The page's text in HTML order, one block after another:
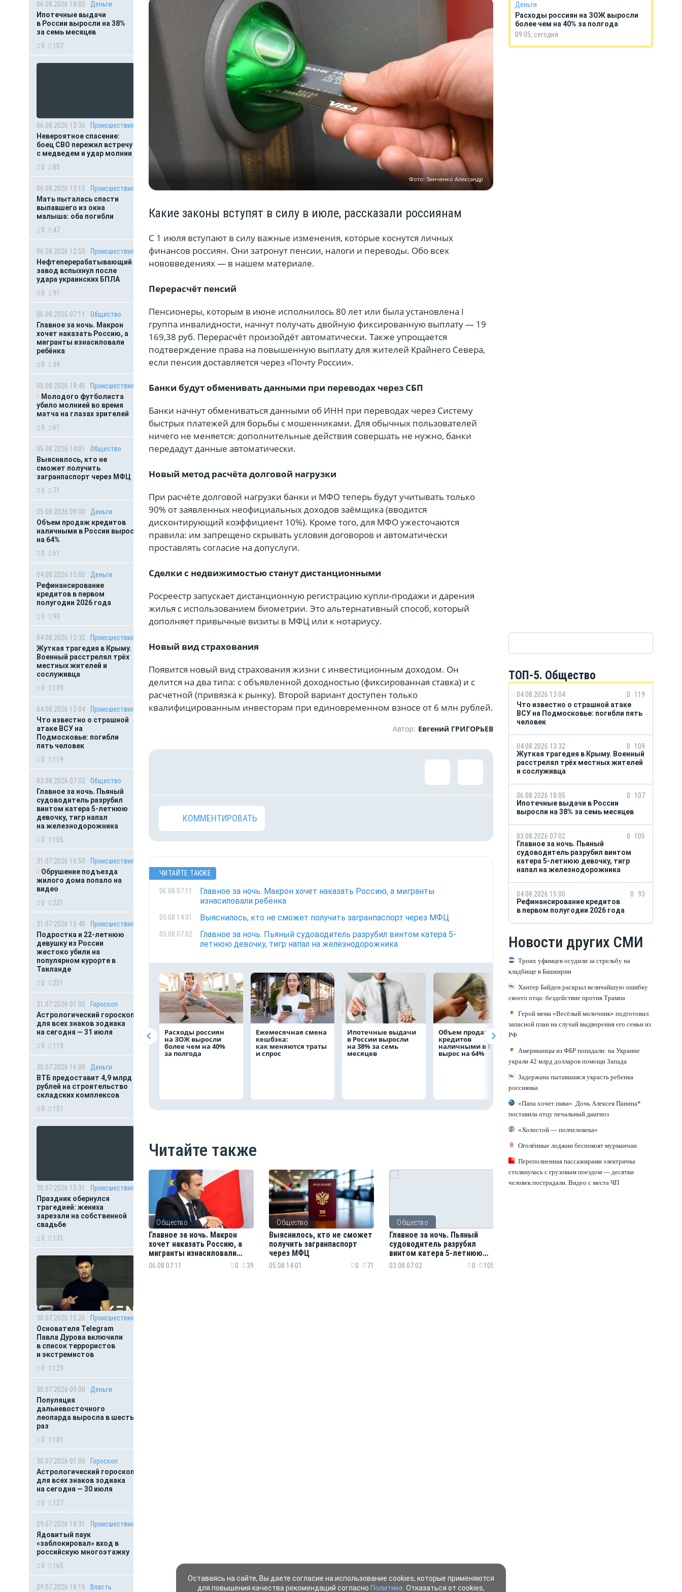
06.08.2026 18:05
Деньги
Ипотечные выдачи
в России выросли на 38%
за семь месяцев
0
107
06.08.2026 13:36
Происшествия
Невероятное спасение:
боец СВО пережил встречу
с медведем и удар молнии
0
85
06.08.2026 13:15
Происшествия
Мать пыталась спасти
выпавшего из окна
малыша: оба погибли
0
47
06.08.2026 12:55
Происшествия
Нефтеперерабатывающий
завод вспыхнул после
удара украинских БПЛА
0
91
06.08.2026 07:11
Общество
Главное за ночь. Макрон
хочет наказать Россию, а
мигранты изнасиловали
ребёнка
0
39
05.08.2026 18:45
Происшествия
Молодого футболиста
убило молнией во время
матча на глазах зрителей
0
61
05.08.2026 14:01
Общество
Выяснилось, кто не
сможет получить
загранпаспорт через МФЦ
0
71
05.08.2026 09:00
Деньги
Объем продаж кредитов
наличными в России вырос
на 64%
0
61
04.08.2026 15:00
Деньги
Рефинансирование
кредитов в первом
полугодии 2026 года
0
93
04.08.2026 13:32
Происшествия
Жуткая трагедия в Крыму.
Военный расстрелял трёх
местных жителей и
сослуживца
0
109
04.08.2026 13:04
Происшествия
Что известно о страшной
атаке ВСУ на
Подмосковье: погибли
пять человек
0
119
03.08.2026 07:02
Общество
Главное за ночь. Пьяный
судоводитель разрубил
винтом катера 5-летнюю
девочку, тигр напал
на железнодорожника
0
105
31.07.2026 16:50
Происшествия
Обрушение подъезда
жилого дома попало на
видео
0
221
31.07.2026 15:40
Происшествия
Подростка и 22-летнюю
девушку из России
жестоко убили на
популярном курорте в
Таиланде
0
251
31.07.2026 01:00
Гороскоп
Астрологический гороскоп
для всех знаков зодиака
на сегодня — 31 июля
0
119
30.07.2026 16:00
Деньги
ВТБ предоставит 4,9 млрд
рублей на строительство
складских комплексов
0
151
30.07.2026 15:31
Происшествия
Праздник обернулся
трагедией: жениха
зарезали на собственной
свадьбе
0
131
30.07.2026 15:26
Происшествия
Основателя Telegram
Павла Дурова включили
в список террористов
и экстремистов
0
129
30.07.2026 09:00
Деньги
Популяция
дальневосточного
леопарда выросла в шесть
раз
0
181
30.07.2026 01:00
Гороскоп
Астрологический гороскоп
для всех знаков зодиака
на сегодня — 30 июля
0
127
29.07.2026 18:31
Происшествия
Ядовитый паук
«заблокировал» вход в
российскую многоэтажку
0
165
29.07.2026 18:15 Власть
Фото: Зинченко Александр
Какие законы вступят в силу в июле, рассказали россиянам
С 1 июля вступают в силу важные изменения, которые коснутся личных
финансов россиян. Они затронут пенсии, налоги и переводы. Обо всех
нововведениях — в нашем материале.
Перерасчёт пенсий
Пенсионеры, которым в июне исполнилось 80 лет или была установлена I
группа инвалидности, начнут получать двойную фиксированную выплату — 19
169,38 руб. Перерасчёт произойдёт автоматически. Также упрощается
подтверждение права на повышенную выплату для жителей Крайнего Севера,
если пенсия доставляется через «Почту России».
Банки будут обменивать данными при переводах через СБП
Банки начнут обмениваться данными об ИНН при переводах через Систему
быстрых платежей для борьбы с мошенниками. Для обычных пользователей
ничего не меняется: дополнительные действия совершать не нужно, банки
передадут данные автоматически.
Новый метод расчёта долговой нагрузки
При расчёте долговой нагрузки банки и МФО теперь будут учитывать только
90% от заявленных неофициальных доходов заёмщика (вводится
дисконтирующий коэффициент 10%). Кроме того, для МФО ужесточаются
правила: им запрещено скрывать условия договоров и автоматически
проставлять согласие на допуслуги.
Сделки с недвижимостью станут дистанционными
Росреестр запускает дистанционную регистрацию купли-продажи и дарения
жилья с использованием биометрии. Это альтернативный способ, который
дополняет привычные визиты в МФЦ или к нотариусу.
Новый вид страхования
Появится новый вид страхования жизни с инвестиционным доходом. Он
делится на два типа: с объявленной доходностью (фиксированная ставка) и с
расчетной (привязка к рынку). Второй вариант доступен только
квалифицированным инвесторам при единовременном взносе от 6 млн рублей.
Автор: Евгений ГРИГОРЬЕВ
КОММЕНТИРОВАТЬ
ЧИТАЙТЕ ТАКЖЕ
06.08 07:11
Главное за ночь. Макрон хочет наказать Россию, а мигранты
изнасиловали ребёнка
05.08 14:01 Выяснилось, кто не сможет получить загранпаспорт через МФЦ
03.08 07:02
Главное за ночь. Пьяный судоводитель разрубил винтом катера 5-
летнюю девочку, тигр напал на железнодорожника
Расходы россиян
на ЗОЖ выросли
более чем на 40%
за полгода
Ежемесячная смена
кешбэка:
как меняются траты
и спрос
Ипотечные выдачи
в России выросли
на 38% за семь
месяцев
Объем продаж
кредитов
наличными в России
вырос на 64%
полугодии 2026 года
складских
комплексов
Читайте также
Общество
Главное за ночь. Макрон
хочет наказать Россию, а
мигранты изнасиловали
ребёнка
06.08 07:11 0 39
Общество
Выяснилось, кто не сможет
получить загранпаспорт
через МФЦ
05.08 14:01 0 71
Общество
Главное за ночь. Пьяный
судоводитель разрубил
винтом катера 5-летнюю
девочку, тигр напал
03.08 07:02 0 105
Деньги
Расходы россиян на ЗОЖ выросли
более чем на 40% за полгода
09:05, сегодня
ТОП-5. Общество
04.08.2026 13:04 0
119
Что известно о страшной атаке
ВСУ на Подмосковье: погибли пять
человек
04.08.2026 13:32 0
109
Жуткая трагедия в Крыму. Военный
расстрелял трёх местных жителей
и сослуживца
06.08.2026 18:05 0
107
Ипотечные выдачи в России
выросли на 38% за семь месяцев
03.08.2026 07:02 0
105
Главное за ночь. Пьяный
судоводитель разрубил винтом
катера 5-летнюю девочку, тигр
напал на железнодорожника
04.08.2026 15:00 0
93
Рефинансирование кредитов
в первом полугодии 2026 года
Новости других СМИ
Троих уфимцев осудили за стрельбу на
кладбище в Башкирии
Хантер Байден раскрыл величайшую ошибку
своего отца: бездействие против Трампа
Герой мема «Весёлый молочник» подготовил
запасной план на случай выдворения его семьи из
РФ
Американцы из ФБР попадали: на Украине
украли 42 млрд долларов помощи Запада
Задержана пытавшаяся украсть ребенка
россиянка
«Папа хочет пива». Дочь Алексея Панина*
поставила отцу печальный диагноз
«Холостой — полчеловека»
Оголённые лоджии беспокоят мурманчан
Переполненная пассажирами электричка
столкнулась с грузовым поездом — десятки
человек пострадали. Видео с места ЧП
Оставаясь на сайте, Вы даете согласие на использование cookies, которые применяются
для повышения качества рекомендаций согласно Политике . Отказаться от cookies,